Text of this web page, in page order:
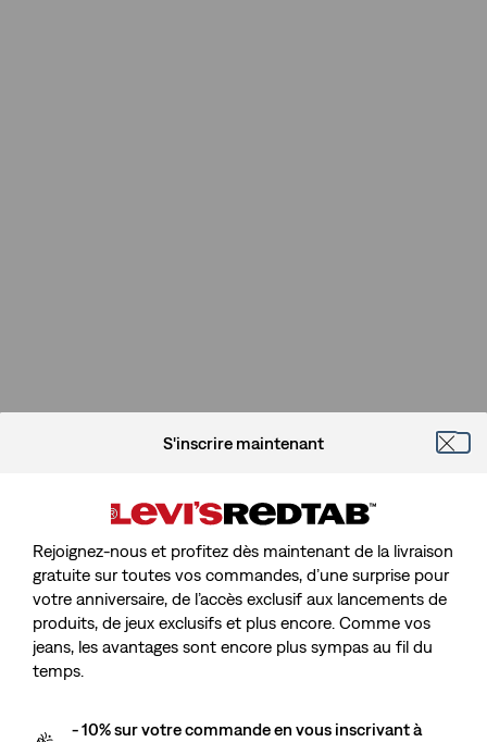
S'inscrire maintenant
Rejoignez-nous et profitez dès maintenant de la livraison
gratuite sur toutes vos commandes, d’une surprise pour
votre anniversaire, de l’accès exclusif aux lancements de
produits, de jeux exclusifs et plus encore. Comme vos
jeans, les avantages sont encore plus sympas au fil du
temps.
- 10% sur votre commande en vous inscrivant à